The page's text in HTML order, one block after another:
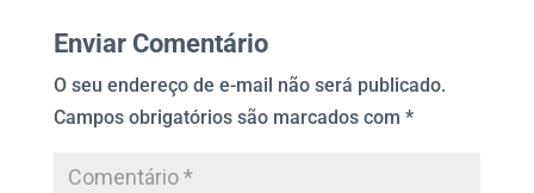
Enviar Comentário
O seu endereço de e-mail não será publicado.
Campos obrigatórios são marcados com *